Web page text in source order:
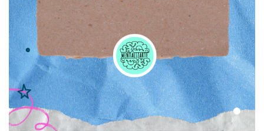
Trastorno Bipolar (TBP)
Reconocimiento de la
violencia